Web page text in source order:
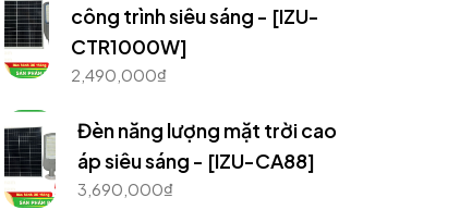
công trình siêu sáng - [IZU-
CTR1000W]
2,490,000₫
Đèn năng lượng mặt trời cao
áp siêu sáng - [IZU-CA88]
3,690,000₫